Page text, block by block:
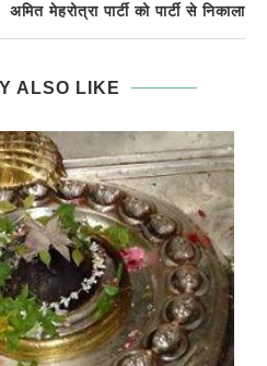
अमित मेहरोत्रा पार्टी को पार्टी से निकाला
ALSO LIKE